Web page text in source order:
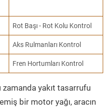
Rot Başı - Rot Kolu Kontrol
Aks Rulmanları Kontrol
Fren Hortumları Kontrol
zamanda yakıt tasarrufu
bir motor yağı, aracın